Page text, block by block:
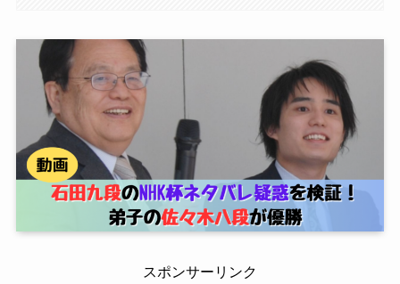
スポンサーリンク